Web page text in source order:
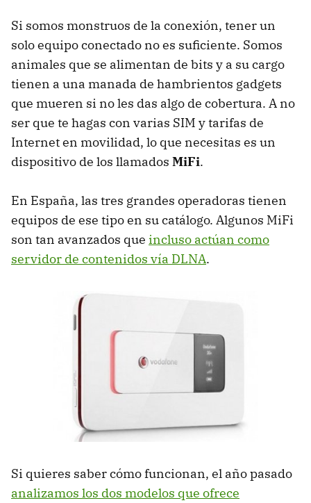
Si somos monstruos de la conexión, tener un
solo equipo conectado no es suficiente. Somos
animales que se alimentan de bits y a su cargo
tienen a una manada de hambrientos gadgets
que mueren si no les das algo de cobertura. A no
ser que te hagas con varias SIM y tarifas de
Internet en movilidad, lo que necesitas es un
dispositivo de los llamados MiFi.
En España, las tres grandes operadoras tienen
equipos de ese tipo en su catálogo. Algunos MiFi
son tan avanzados que incluso actúan como
servidor de contenidos vía DLNA.
Si quieres saber cómo funcionan, el año pasado
analizamos los dos modelos que ofrece